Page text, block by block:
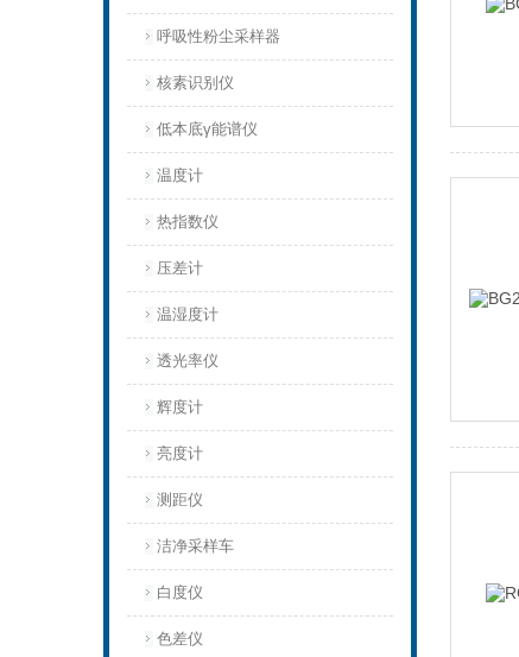
呼吸性粉尘采样器
核素识别仪
低本底γ能谱仪
温度计
热指数仪
压差计
温湿度计
透光率仪
辉度计
亮度计
测距仪
洁净采样车
白度仪
色差仪